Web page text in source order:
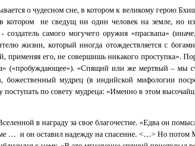
о чудесном сне, в котором к великому герою
котором
не сведущ ни один человек на земле, но
самого могучего оружия «прасвапа»
жизни, который иногда отождествляется с
его, не совершишь никакого проступка».
(«пробуждающее»). «Спящий или же мертвый – мы
мудрец (в индийской мифологии
по совету мудреца: «Именно в этом
в награду за свое благочестие. «Едва он
… и он оставил надежду на спасение. <…> Но потом